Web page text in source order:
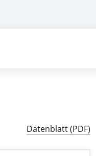
Datenblatt (PDF)